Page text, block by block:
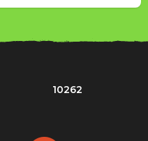
10262